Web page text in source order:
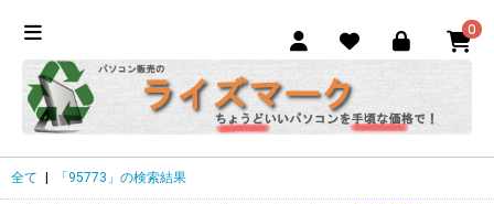
0
全て 「95773」の検索結果